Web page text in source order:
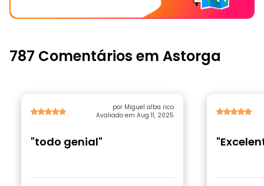
787 Comentários em Astorga
por Miguel alba rico
Avaliado em Aug 11, 2025
"todo genial"